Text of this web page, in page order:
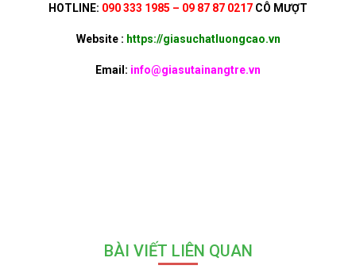
HOTLINE: 090 333 1985 – 09 87 87 0217 CÔ MƯỢT
Website : https://giasuchatluongcao.vn
Email: info@giasutainangtre.vn
BÀI VIẾT LIÊN QUAN